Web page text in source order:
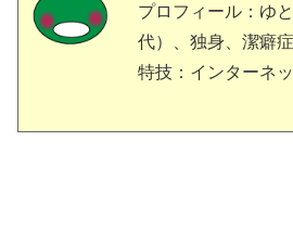
プロフィール：ゆ
代）、独身、潔癖症
特技：インターネ